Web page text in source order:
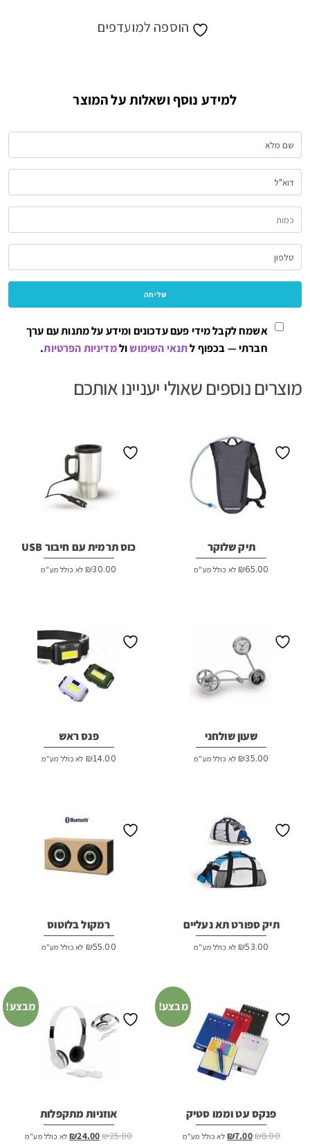
הוספה למועדפים
למידע נוסף ושאלות על המוצר
אשמח לקבל מידי פעם עדכונים ומידע על מתנות עם ערך
חברתי — בכפוף לתנאי השימושולמדיניות הפרטיות.
מוצרים נוספים שאולי יעניינו אותכם
תיק שלוקר
₪65.00 לא כולל מע"מ
כוס תרמית עם חיבור USB
₪30.00 לא כולל מע"מ
שעון שולחני
₪35.00 לא כולל מע"מ
פנס ראש
₪14.00 לא כולל מע"מ
תיק ספורט תא נעליים
₪53.00 לא כולל מע"מ
רמקול בלוטוס
₪55.00 לא כולל מע"מ
מבצע!
פנקס עט וממו סטיק
₪8.00
המחיר
₪7.00 המחיר
לא כולל מע"מ
מבצע!
אוזניות מתקפלות
₪25.00
המחיר₪24.00 המחיר
לא כולל מע"מ